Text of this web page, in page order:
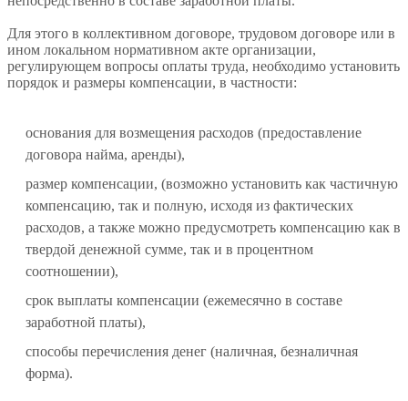
Для этого в коллективном договоре, трудовом договоре или в
ином локальном нормативном акте организации,
регулирующем вопросы оплаты труда, необходимо установить
порядок и размеры компенсации, в частности:
основания для возмещения расходов (предоставление
договора найма, аренды),
размер компенсации, (возможно установить как частичную
компенсацию, так и полную, исходя из фактических
расходов, а также можно предусмотреть компенсацию как в
твердой денежной сумме, так и в процентном
соотношении),
срок выплаты компенсации (ежемесячно в составе
заработной платы),
способы перечисления денег (наличная, безналичная
форма).